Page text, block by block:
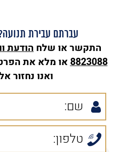
עברתם עבירת
התקשר או שלח הודעת
8823088 או מלא את
ואנו נחזור